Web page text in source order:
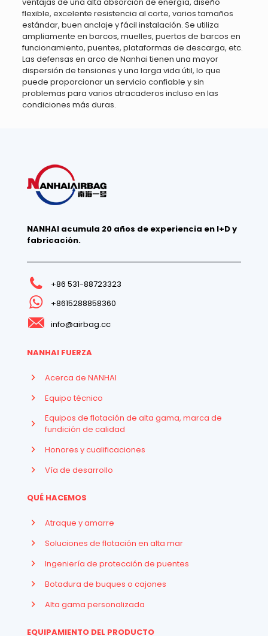
flexible, excelente resistencia al corte, varios tamaños
estándar, buen anclaje y fácil instalación. Se utiliza
ampliamente en barcos, muelles, puertos de barcos en
funcionamiento, puentes, plataformas de descarga, etc.
Las defensas en arco de Nanhai tienen una mayor
dispersión de tensiones y una larga vida útil, lo que
puede proporcionar un servicio confiable y sin
problemas para varios atracaderos incluso en las
condiciones más duras.
NANHAI acumula 20 años de experiencia en I+D y
fabricación.
+86 531-88723323
+8615288858360
info@airbag.cc
NANHAI FUERZA
Acerca de NANHAI
Equipo técnico
Equipos de flotación de alta gama, marca de
fundición de calidad
Honores y cualificaciones
Vía de desarrollo
QUÉ HACEMOS
Atraque y amarre
Soluciones de flotación en alta mar
Ingeniería de protección de puentes
Botadura de buques o cajones
Alta gama personalizada
EQUIPAMIENTO DEL PRODUCTO